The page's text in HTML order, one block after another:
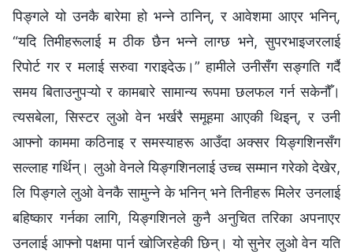
पिङ्गले यो उनकै बारेमा हो भन्ने ठानिन्, र आवेशमा आएर भनिन्,
“यदि तिमीहरूलाई म ठीक छैन भन्ने लाग्छ भने, सुपरभाइजरलाई
रिपोर्ट गर र मलाई सरुवा गराइदेऊ।” हामीले उनीसँग सङ्गति गर्दै
समय बिताउनुपऱ्यो र कामबारे सामान्य रूपमा छलफल गर्न सकेनौँ।
त्यसबेला, सिस्टर लुओ वेन भर्खरै समूहमा आएकी थिइन्, र उनी
आफ्नो काममा कठिनाइ र समस्याहरू आउँदा अक्सर यिङ्गशिनसँग
सल्लाह गर्थिन्। लुओ वेनले यिङ्गशिनलाई उच्च सम्मान गरेको देखेर,
लि पिङ्गले लुओ वेनकै सामुन्ने के भनिन् भने तिनीहरू मिलेर उनलाई
बहिष्कार गर्नका लागि, यिङ्गशिनले कुनै अनुचित तरिका अपनाएर
उनलाई आफ्नो पक्षमा पार्न खोजिरहेकी छिन्। यो सुनेर लुओ वेन यति